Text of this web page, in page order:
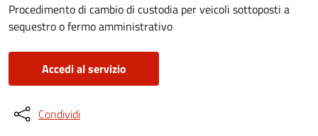
Procedimento di cambio di custodia per veicoli sottoposti a
sequestro o fermo amministrativo
Accedi al servizio
Condividi